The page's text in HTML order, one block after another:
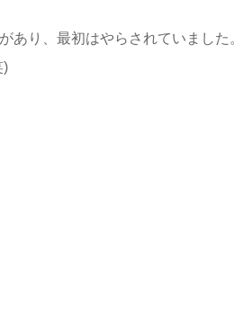
あり、最初はやらされていました
)